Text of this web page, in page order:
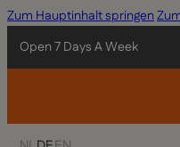
Zum Hauptinhalt springen
Open 7 Days A Week